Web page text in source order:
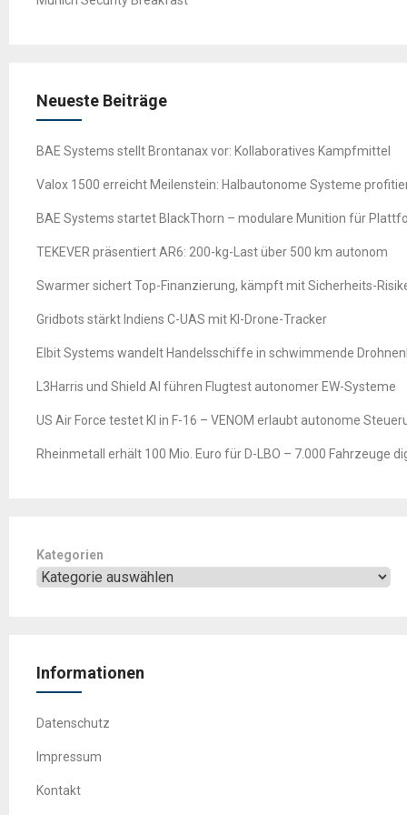
Neueste Beiträge
BAE Systems stellt Brontanax vor: Kollaboratives Kampfmittel
Valox 1500 erreicht Meilenstein: Halbautonome Systeme
BAE Systems startet BlackThorn – modulare Munition für
TEKEVER präsentiert AR6: 200-kg-Last über 500 km autonom
Swarmer sichert Top-Finanzierung, kämpft mit Sicherheits-
Gridbots stärkt Indiens C-UAS mit KI-Drone-Tracker
Elbit Systems wandelt Handelsschiffe in schwimmende
L3Harris und Shield AI führen Flugtest autonomer EW-Systeme
US Air Force testet KI in F-16 – VENOM erlaubt autonome
Rheinmetall erhält 100 Mio. Euro für D-LBO – 7.000 Fahrzeuge
Kategorien
Informationen
Datenschutz
Impressum
Kontakt